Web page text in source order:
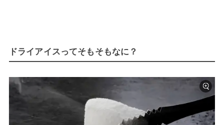
ドライアイスってそもそもなに？